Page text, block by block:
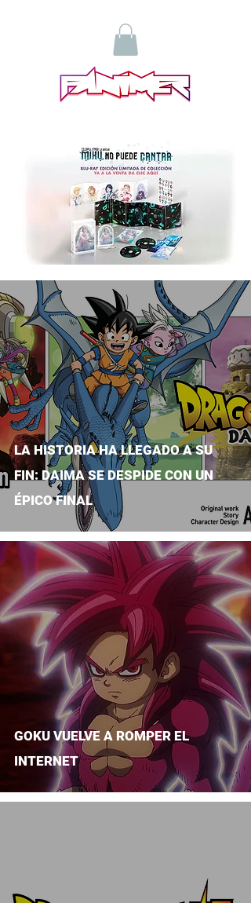
LA HISTORIA HA LLEGADO A SU
FIN: DAIMA SE DESPIDE CON UN
ÉPICO FINAL
GOKU VUELVE A ROMPER EL
INTERNET